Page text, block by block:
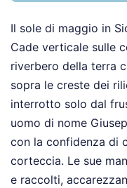
Il sole di maggio in
Cade verticale sulle
riverbero della terra
sopra le creste dei
interrotto solo dal
uomo di nome
con la confidenza di
corteccia. Le sue
e raccolti,